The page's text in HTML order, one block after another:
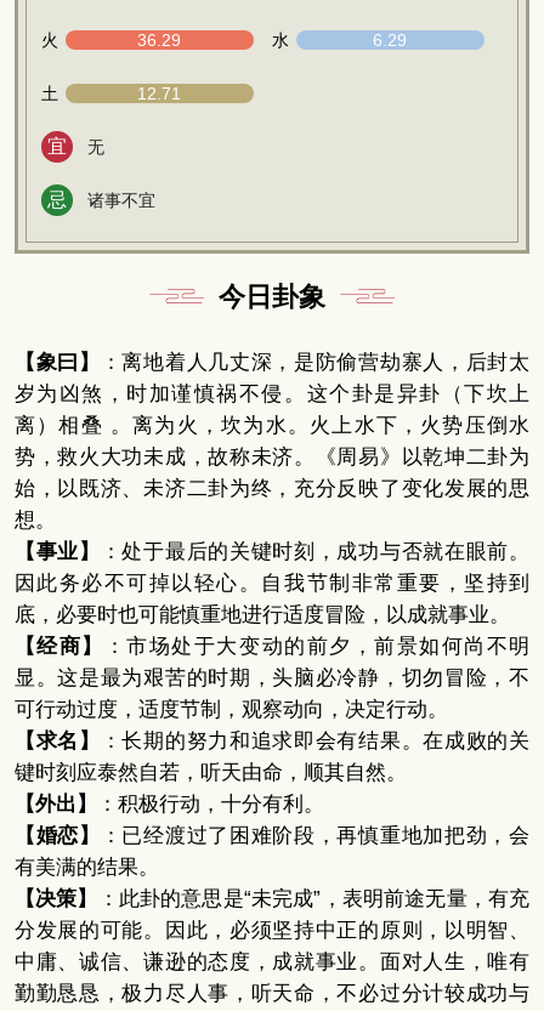
火 36.29 水 6.29
土 12.71
宜 无
忌 诸事不宜
今日卦象
【象曰】
：离地着人几丈深，是防偷营劫寨人，后封太
岁为凶煞，时加谨慎祸不侵。这个卦是异卦（下坎上
离）相叠 。离为火，坎为水。火上水下，火势压倒水
势，救火大功未成，故称未济。《周易》以乾坤二卦为
始，以既济、未济二卦为终，充分反映了变化发展的思
想。
【事业】
：处于最后的关键时刻，成功与否就在眼前。
因此务必不可掉以轻心。自我节制非常重要，坚持到
底，必要时也可能慎重地进行适度冒险，以成就事业。
【经商】
：市场处于大变动的前夕，前景如何尚不明
显。这是最为艰苦的时期，头脑必冷静，切勿冒险，不
可行动过度，适度节制，观察动向，决定行动。
【求名】
：长期的努力和追求即会有结果。在成败的关
键时刻应泰然自若，听天由命，顺其自然。
【外出】
：积极行动，十分有利。
【婚恋】
：已经渡过了困难阶段，再慎重地加把劲，会
有美满的结果。
【决策】
：此卦的意思是“未完成”，表明前途无量，有充
分发展的可能。因此，必须坚持中正的原则，以明智、
中庸、诚信、谦逊的态度，成就事业。面对人生，唯有
勤勤恳恳，极力尽人事，听天命，不必过分计较成功与